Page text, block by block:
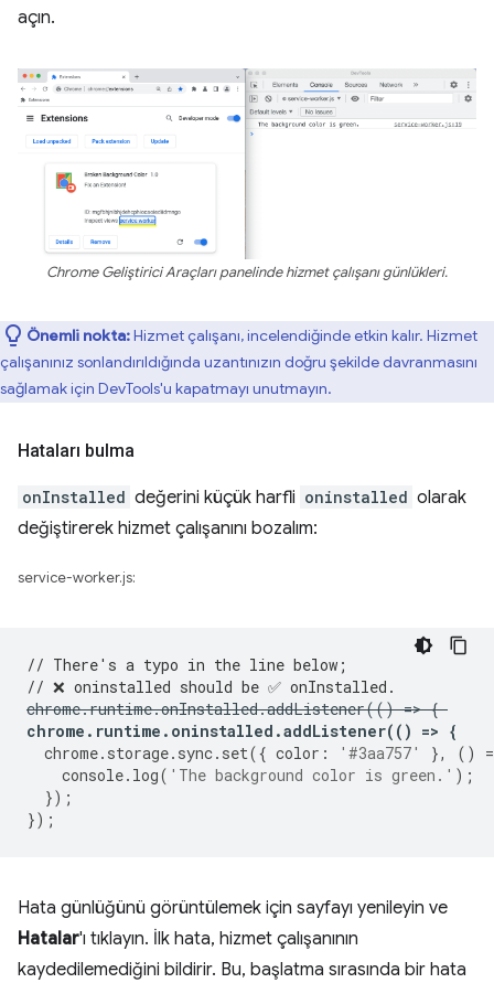
açın.
Chrome Geliştirici Araçları panelinde hizmet çalışanı günlükleri.
Önemli nokta:Hizmet çalışanı, incelendiğinde etkin kalır. Hizmet
çalışanınız sonlandırıldığında uzantınızın doğru şekilde davranmasını
sağlamak için DevTools'u kapatmayı unutmayın.
Hataları bulma
onInstalled değerini küçük harfli oninstalled olarak
değiştirerek hizmet çalışanını bozalım:
service-worker.js:
// There's a typo in the line below;
// ❌ oninstalled should be ✅ onInstalled.
chrome.runtime.onInstalled.addListener(() => {
chrome . runtime . oninstalled .addListener(() => {
chrome. storage. sync. set({ color : '#3aa757' }, ()
=
console. log( 'The background color is green.' );
});
});
Hata günlüğünü görüntülemek için sayfayı yenileyin ve
Hatalar'ı tıklayın. İlk hata, hizmet çalışanının
kaydedilemediğini bildirir. Bu, başlatma sırasında bir hata